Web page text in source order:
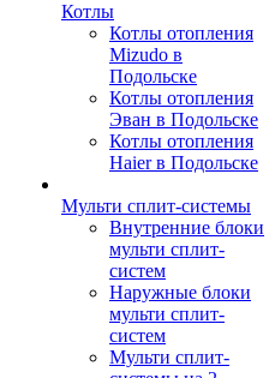
Котлы
Котлы отопления
Mizudo в
Подольске
Котлы отопления
Эван в Подольске
Котлы отопления
Haier в Подольске
Мульти сплит-системы
Внутренние блоки
мульти сплит-
систем
Наружные блоки
мульти сплит-
систем
Мульти сплит-